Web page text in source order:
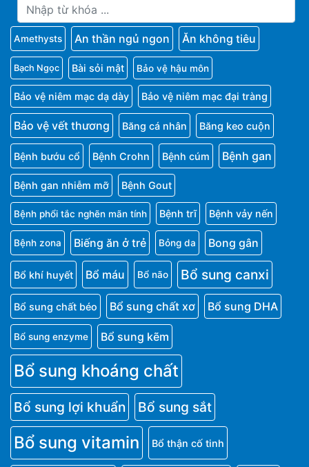
Amethysts An thần ngủ ngon Ăn không tiêu
Bạch Ngọc Bài sỏi mật Bảo vệ hậu môn
Bảo vệ niêm mạc dạ dày Bảo vệ niêm mạc đại tràng
Bảo vệ vết thương Băng cá nhân Băng keo cuộn
Bệnh bướu cổ Bệnh Crohn Bệnh cúm Bệnh gan
Bệnh gan nhiễm mỡ Bệnh Gout
Bệnh phổi tắc nghẽn mãn tính Bệnh trĩ Bệnh vảy nến
Bệnh zona Biếng ăn ở trẻ Bỏng da Bong gân
Bổ khí huyết Bổ máu Bổ não Bổ sung canxi
Bổ sung chất béo Bổ sung chất xơ Bổ sung DHA
Bổ sung enzyme Bổ sung kẽm
Bổ sung khoáng chất
Bổ sung lợi khuẩn Bổ sung sắt
Bổ sung vitamin Bổ thận cố tinh